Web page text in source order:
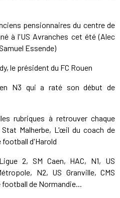
pensionnaires du centre de
à l'US Avranches cet été (Alec
Essende)
le président du FC Rouen
N3 qui a raté son début de
rubriques à retrouver chaque
Malherbe, L'œil du coach de
football d'Harold
2, SM Caen, HAC, N1, US
N2, US Granville, CMS
football de Normandie...